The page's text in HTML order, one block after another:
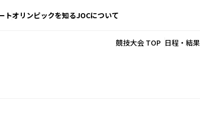
トオリンピックを知るJOCについて
競技大会 TOP 日程・結果